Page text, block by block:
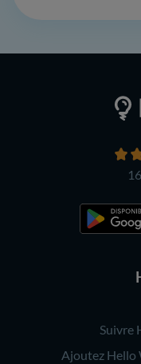
Suivre
Ajoutez Hello